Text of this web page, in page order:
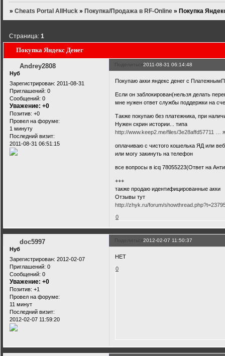
»Cheats Portal AllHuck » Покупка/Продажа в RF-Online » Покупка
Покупка Яндекс Денег
Страница:1
Поделиться2011-08-31 06:14:48
Andrey2808
Нуб
Зарегистрирован: 2011-08-31
Приглашений: 0
Сообщений: 0
Уважение: +0
Позитив: +0
Провел на форуме:
1 минуту
Последний визит:
2011-08-31 06:51:15
Покупаю акки яндекс денег с
Если он заблокирован(нельзя делать
мне нужен ответ службы поддержки на
Также покупаю без платежника, при
Нужен скрин истории... типа
http://www.keep2.me/files/3e28affd57711 …
оплачиваю с чистого кошелька ЯД или
или могу закинуть на телефон
все вопросы в icq 78055223(Ответ на
+++
также продаю идентифицированные акки
Отзывы тут
http://zhyk.ru/forum/
0
Поделиться2012-02-07 11:50:37
doc5997
Нуб
Зарегистрирован: 2012-02-07
Приглашений: 0
Сообщений: 0
Уважение: +0
Позитив: +1
Провел на форуме:
11 минут
Последний визит:
2012-02-07 11:59:20
НЕТ
0